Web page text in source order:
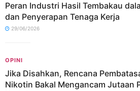
Peran Industri Hasil Tembakau
dan Penyerapan Tenaga Kerja
29/06/2026
OPINI
Jika Disahkan, Rencana
Nikotin Bakal Mengancam Jutaan